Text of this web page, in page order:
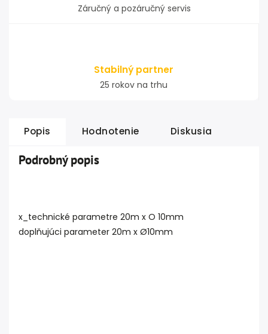
Záručný a pozáručný servis
Stabilný partner
25 rokov na trhu
Popis Hodnotenie Diskusia
Podrobný popis
x_technické parametre 20m x O 10mm
doplňujúci parameter 20m x Ø10mm